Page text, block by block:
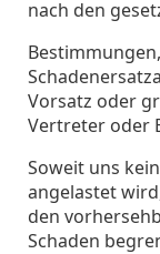
nach den
Vorsatz oder
Vertreter oder
Soweit uns
angelastet
den
Schaden